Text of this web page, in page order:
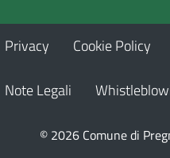
Privacy Cookie Policy
Note Legali
© 2026 Comune di